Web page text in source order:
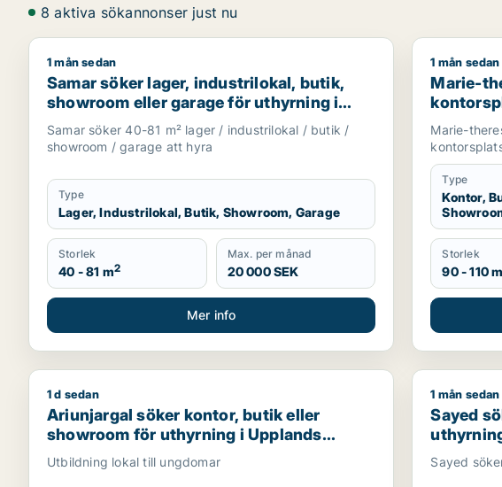
8 aktiva sökannonser just nu
Samar söker lager, industrilokal, butik, showroom eller garage
1 mån sedan
Samar söker lager, industrilokal, butik,
showroom eller garage för uthyrning i
Upplands Väsby, Järfälla eller Täby m.fl.
Samar söker 40-81 m² lager / industrilokal / butik /
showroom / garage att hyra
Type
Lager, Industrilokal, Butik, Showroom, Garage
Storlek
40 - 81 m2
Max. per månad
20 000 SEK
Mer info
Marie-
1 mån sedan
Marie-
Väsby,
Marie-
Type
Kontor,
Storlek
90 - 110
Ariunjargal söker kontor, butik eller showroom för uthyrning i
1 d sedan
Ariunjargal söker kontor, butik eller
showroom för uthyrning i Upplands
Väsby, Sollentuna eller Sundbyberg m.fl.
Utbildning lokal till ungdomar
Sayed
1 mån sedan
Sayed
eller
Sayed